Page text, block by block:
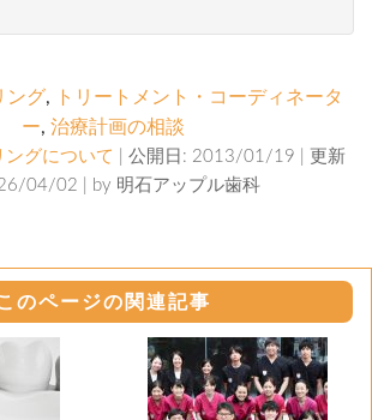
ング,
トリートメント・コーディネータ
ー, 治療計画の相談
ングについて
| 公開日: 2013/01/19 | 更新
04/02 | by 明石アップル歯科
のページの関連記事